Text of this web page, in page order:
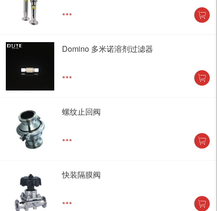
***
Domino 多米诺溶剂过滤器
***
螺纹止回阀
***
快装隔膜阀
***